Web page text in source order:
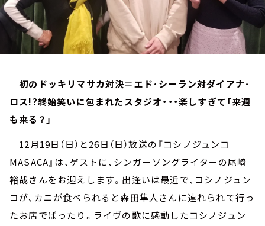
初のドッキリマサカ対決＝エド･シーラン対ダイアナ･
ロス!?終始笑いに包まれたスタジオ・・・楽しすぎて「来週
も来る？」
12月19日（日）と26日（日）放送の『コシノジュンコ
MASACA』は、ゲストに、シンガーソングライターの尾崎
裕哉さんをお迎えします。出逢いは最近で、コシノジュン
コが、カニが食べられると森田隼人さんに連れられて行っ
たお店でばったり。ライヴの歌に感動したコシノジュン